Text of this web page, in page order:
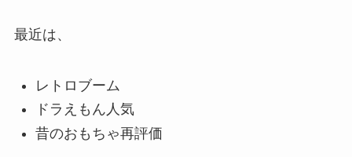
最近は、
レトロブーム
ドラえもん人気
昔のおもちゃ再評価